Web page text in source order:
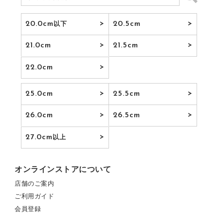
20.0cm以下 20.5cm
21.0cm 21.5cm
22.0cm
25.0cm 25.5cm
26.0cm 26.5cm
27.0cm以上
オンラインストアについて
店舗のご案内
ご利用ガイド
会員登録